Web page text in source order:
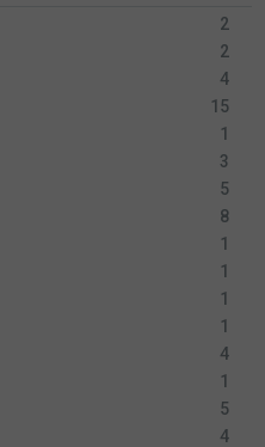
2
2
4
15
1
3
5
8
1
1
1
1
4
1
5
4